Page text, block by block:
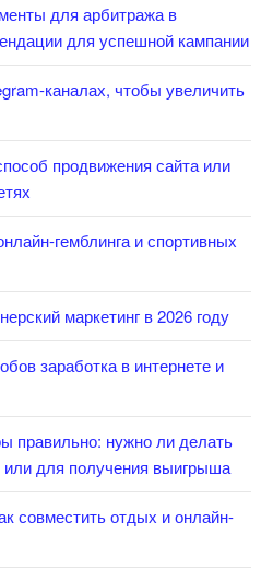
для арбитража в
для успешной кампании
каналах, чтобы увеличить
продвижения сайта или
гемблинга и спортивных
маркетинг в 2026 году
заработка в интернете и
правильно: нужно ли делать
или для получения выигрыша
совместить отдых и онлайн-